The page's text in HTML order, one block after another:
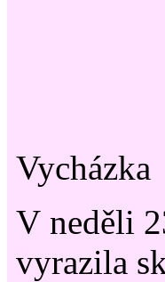
Vycházka
V neděli
vyrazila